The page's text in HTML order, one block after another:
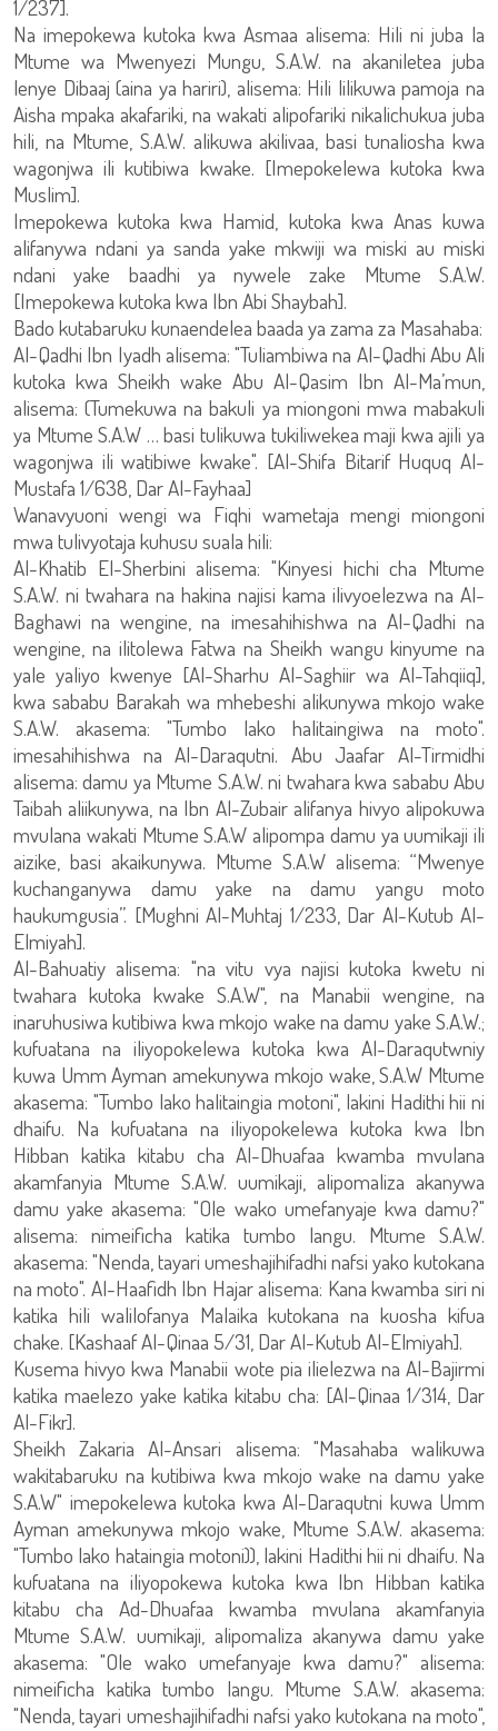
1/237].
Na imepokewa kutoka kwa Asmaa alisema: Hili ni juba la
Mtume wa Mwenyezi Mungu, S.A.W. na akaniletea juba
lenye Dibaaj (aina ya hariri), alisema: Hili lilikuwa pamoja na
Aisha mpaka akafariki, na wakati alipofariki nikalichukua juba
hili, na Mtume, S.A.W. alikuwa akilivaa, basi tunaliosha kwa
wagonjwa ili kutibiwa kwake. [Imepokelewa kutoka kwa
Muslim].
Imepokewa kutoka kwa Hamid, kutoka kwa Anas kuwa
alifanywa ndani ya sanda yake mkwiji wa miski au miski
ndani yake baadhi ya nywele zake Mtume S.A.W.
[Imepokewa kutoka kwa Ibn Abi Shaybah].
Bado kutabaruku kunaendelea baada ya zama za Masahaba:
Al-Qadhi Ibn Iyadh alisema: "Tuliambiwa na Al-Qadhi Abu Ali
kutoka kwa Sheikh wake Abu Al-Qasim Ibn Al-Ma’mun,
alisema: (Tumekuwa na bakuli ya miongoni mwa mabakuli
ya Mtume S.A.W … basi tulikuwa tukiliwekea maji kwa ajili ya
wagonjwa ili watibiwe kwake". [Al-Shifa Bitarif Huquq Al-
Mustafa 1/638, Dar Al-Fayhaa]
Wanavyuoni wengi wa Fiqhi wametaja mengi miongoni
mwa tulivyotaja kuhusu suala hili:
Al-Khatib El-Sherbini alisema: "Kinyesi hichi cha Mtume
S.A.W. ni twahara na hakina najisi kama ilivyoelezwa na Al-
Baghawi na wengine, na imesahihishwa na Al-Qadhi na
wengine, na ilitolewa Fatwa na Sheikh wangu kinyume na
yale yaliyo kwenye [Al-Sharhu Al-Saghiir wa Al-Tahqiiq],
kwa sababu Barakah wa mhebeshi alikunywa mkojo wake
S.A.W. akasema: "Tumbo lako halitaingiwa na moto".
imesahihishwa na Al-Daraqutni. Abu Jaafar Al-Tirmidhi
alisema: damu ya Mtume S.A.W. ni twahara kwa sababu Abu
Taibah aliikunywa, na Ibn Al-Zubair alifanya hivyo alipokuwa
mvulana wakati Mtume S.A.W alipompa damu ya uumikaji ili
aizike, basi akaikunywa. Mtume S.A.W alisema: “Mwenye
kuchanganywa damu yake na damu yangu moto
haukumgusia”. [Mughni Al-Muhtaj 1/233, Dar Al-Kutub Al-
Elmiyah].
Al-Bahuatiy alisema: "na vitu vya najisi kutoka kwetu ni
twahara kutoka kwake S.A.W", na Manabii wengine, na
inaruhusiwa kutibiwa kwa mkojo wake na damu yake S.A.W.;
kufuatana na iliyopokelewa kutoka kwa Al-Daraqutwniy
kuwa Umm Ayman amekunywa mkojo wake, S.A.W Mtume
akasema: "Tumbo lako halitaingia motoni", lakini Hadithi hii ni
dhaifu. Na kufuatana na iliyopokelewa kutoka kwa Ibn
Hibban katika kitabu cha Al-Dhuafaa kwamba mvulana
akamfanyia Mtume S.A.W. uumikaji, alipomaliza akanywa
damu yake akasema: "Ole wako umefanyaje kwa damu?"
alisema: nimeificha katika tumbo langu. Mtume S.A.W.
akasema: "Nenda, tayari umeshajihifadhi nafsi yako kutokana
na moto". Al-Haafidh Ibn Hajar alisema: Kana kwamba siri ni
katika hili walilofanya Malaika kutokana na kuosha kifua
chake. [Kashaaf Al-Qinaa 5/31, Dar Al-Kutub Al-Elmiyah].
Kusema hivyo kwa Manabii wote pia ilielezwa na Al-Bajirmi
katika maelezo yake katika kitabu cha: [Al-Qinaa 1/314, Dar
Al-Fikr].
Sheikh Zakaria Al-Ansari alisema: "Masahaba walikuwa
wakitabaruku na kutibiwa kwa mkojo wake na damu yake
S.A.W" imepokelewa kutoka kwa Al-Daraqutni kuwa Umm
Ayman amekunywa mkojo wake, Mtume S.A.W. akasema:
"Tumbo lako hataingia motoni)), lakini Hadithi hii ni dhaifu. Na
kufuatana na iliyopokewa kutoka kwa Ibn Hibban katika
kitabu cha Ad-Dhuafaa kwamba mvulana akamfanyia
Mtume S.A.W. uumikaji, alipomaliza akanywa damu yake
akasema: "Ole wako umefanyaje kwa damu?" alisema:
nimeificha katika tumbo langu. Mtume S.A.W. akasema:
"Nenda, tayari umeshajihifadhi nafsi yako kutokana na moto",